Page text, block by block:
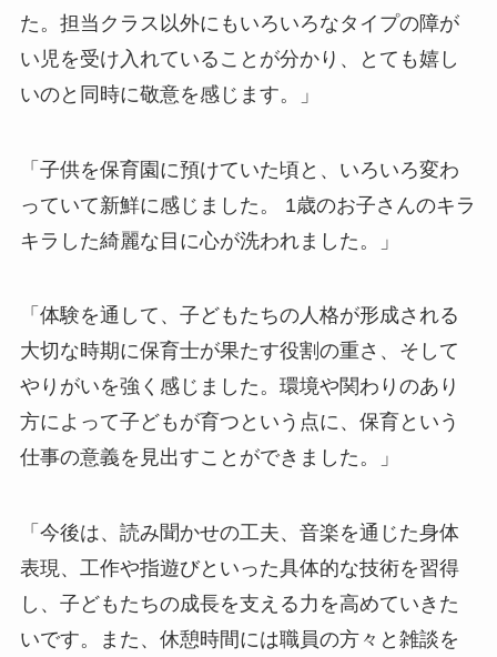
た。担当クラス以外にもいろいろなタイプの障が
い児を受け入れていることが分かり、とても嬉し
いのと同時に敬意を感じます。」
「子供を保育園に預けていた頃と、いろいろ変わ
っていて新鮮に感じました。 1歳のお子さんのキラ
キラした綺麗な目に心が洗われました。」
「体験を通して、子どもたちの人格が形成される
大切な時期に保育士が果たす役割の重さ、そして
やりがいを強く感じました。環境や関わりのあり
方によって子どもが育つという点に、保育という
仕事の意義を見出すことができました。」
「今後は、読み聞かせの工夫、音楽を通じた身体
表現、工作や指遊びといった具体的な技術を習得
し、子どもたちの成長を支える力を高めていきた
いです。また、休憩時間には職員の方々と雑談を